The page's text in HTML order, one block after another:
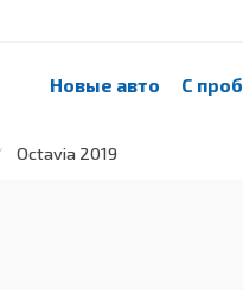
Новые авто С
Octavia 2019